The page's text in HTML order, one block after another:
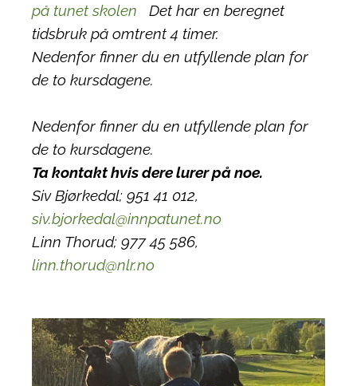
på tunet skolen
Det har en beregnet
tidsbruk på omtrent 4 timer.
Nedenfor finner du en utfyllende plan for
de to kursdagene.
Nedenfor finner du en utfyllende plan for
de to kursdagene.
Ta kontakt hvis dere lurer på noe.
Siv Bjørkedal; 951 41 012,
siv.bjorkedal@innpatunet.no
Linn Thorud; 977 45 586,
linn.thorud@nlr.no